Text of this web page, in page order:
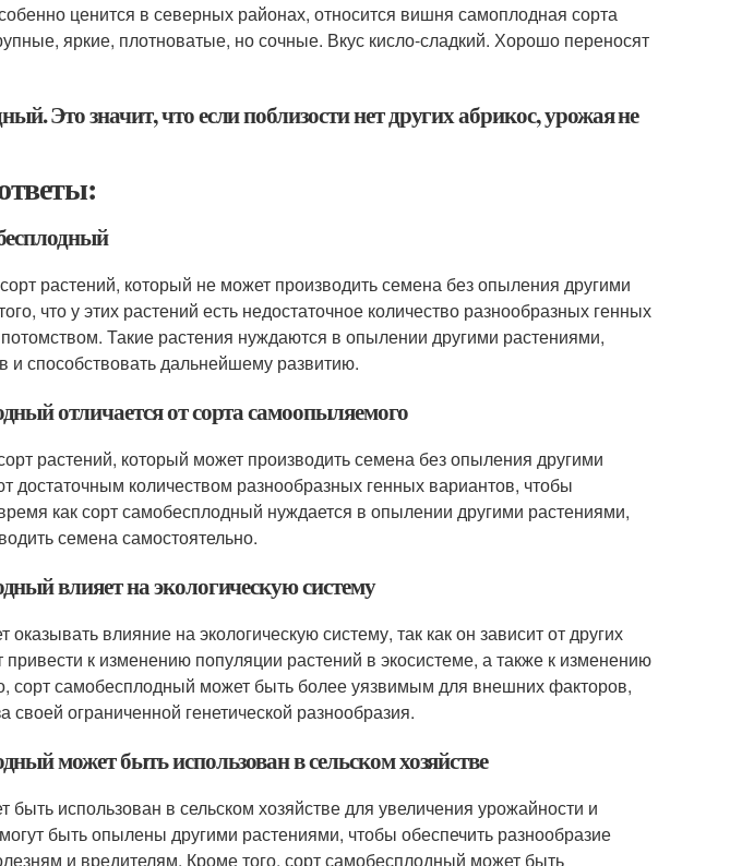
ценится в северных районах, относится вишня самоплодная сорта
яркие, плотноватые, но сочные. Вкус кисло-сладкий. Хорошо переносят
Это значит, что если поблизости нет других абрикос, урожая не
растений, который не может производить семена без опыления другими
что у этих растений есть недостаточное количество разнообразных генных
Такие растения нуждаются в опылении другими растениями,
и способствовать дальнейшему развитию.
отличается от сорта самоопыляемого
растений, который может производить семена без опыления другими
достаточным количеством разнообразных генных вариантов, чтобы
как сорт самобесплодный нуждается в опылении другими растениями,
семена самостоятельно.
влияет на экологическую систему
влияние на экологическую систему, так как он зависит от других
к изменению популяции растений в экосистеме, а также к изменению
сорт самобесплодный может быть более уязвимым для внешних факторов,
своей ограниченной генетической разнообразия.
может быть использован в сельском хозяйстве
использован в сельском хозяйстве для увеличения урожайности и
быть опылены другими растениями, чтобы обеспечить разнообразие
и вредителям. Кроме того, сорт самобесплодный может быть